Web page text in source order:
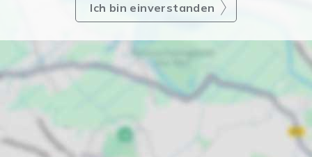
Ich bin einverstanden